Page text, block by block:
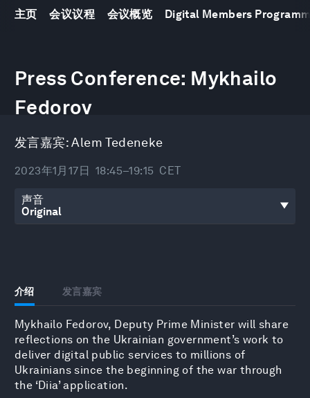
主页 会议议程 会议概览 Digital Members
Press Conference: Mykhailo
Fedorov
发言嘉宾: Alem Tedeneke
2023年1月17日 18:45–19:15 CET
声音
介绍 发言嘉宾
Mykhailo Fedorov, Deputy Prime Minister will share
reflections on the Ukrainian government’s work to
deliver digital public services to millions of
Ukrainians since the beginning of the war through
the ‘Diia’ application.
of
minutes,
43